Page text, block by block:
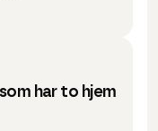
har to hjem